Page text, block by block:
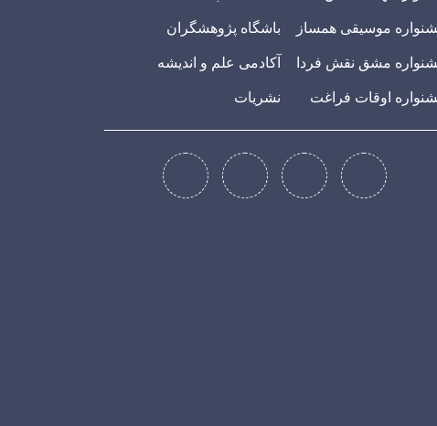
موسیقی همساز
مشق نقش فردا
اوقات فراغت
باشگاه پژوهشگران
آکادمی علم و اندیشه
نشریات